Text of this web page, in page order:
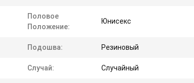
Половое
Положение:
Юнисекс
Подошва: Резиновый
Случай: Случайный